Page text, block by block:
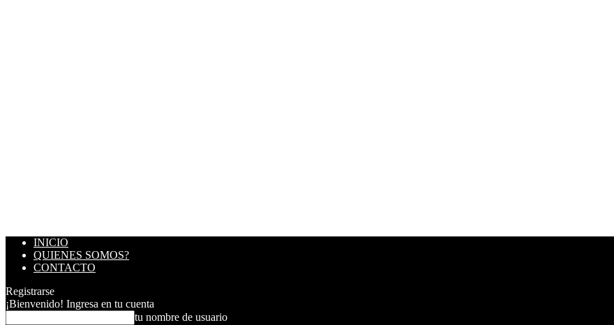
INICIO
QUIENES SOMOS?
CONTACTO
Registrarse
¡Bienvenido! Ingresa en tu cuenta
tu nombre de usuario